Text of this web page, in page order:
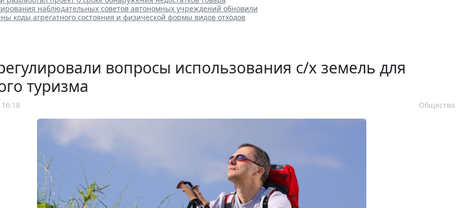
наблюдательных советов автономных учреждений обновили
коды агрегатного состояния и физической формы видов отходов
вопросы использования с/х земель для
туризма
16:18 Общество